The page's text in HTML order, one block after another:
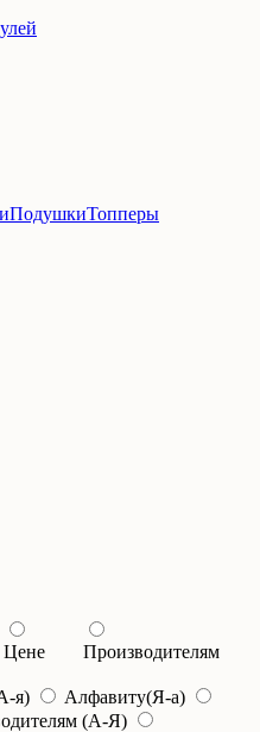
ПодушкиТопперы
Цене
Производителям
я)
Алфавиту(Я-а)
(А-Я)